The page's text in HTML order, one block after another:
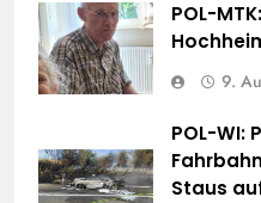
POL-
9.
POL-WI:
Staus